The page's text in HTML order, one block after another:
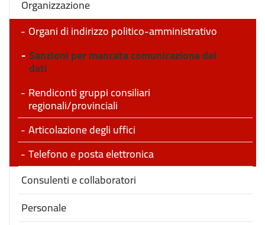
Organizzazione
Organi di indirizzo politico-amministrativo
Sanzioni per mancata comunicazione dei
dati
Rendiconti gruppi consiliari
regionali/provinciali
Articolazione degli uffici
Telefono e posta elettronica
Consulenti e collaboratori
Personale